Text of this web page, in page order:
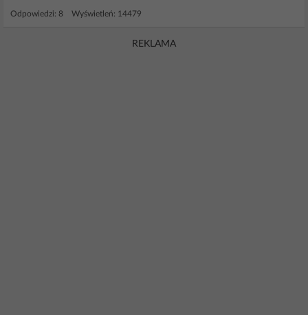
Odpowiedzi: 8 Wyświetleń: 14479
REKLAMA